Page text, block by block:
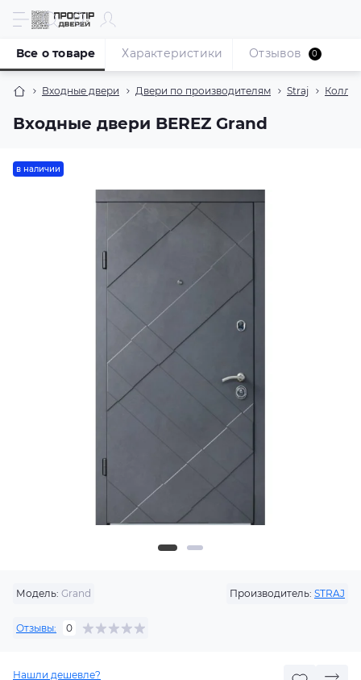
Входные двери Двери по производителям Straj
Входные двери BEREZ Grand
Все о товаре Характеристики Отзывов 0
в наличии
Модель: Grand Производитель: STRAJ
Отзывы: 0
Нашли дешевле?